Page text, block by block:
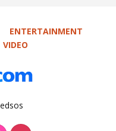
ENTERTAINMENT
VIDEO